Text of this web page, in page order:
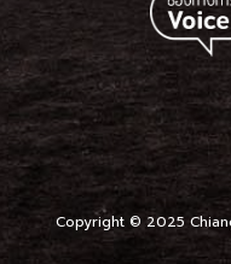
Copyright © 2025